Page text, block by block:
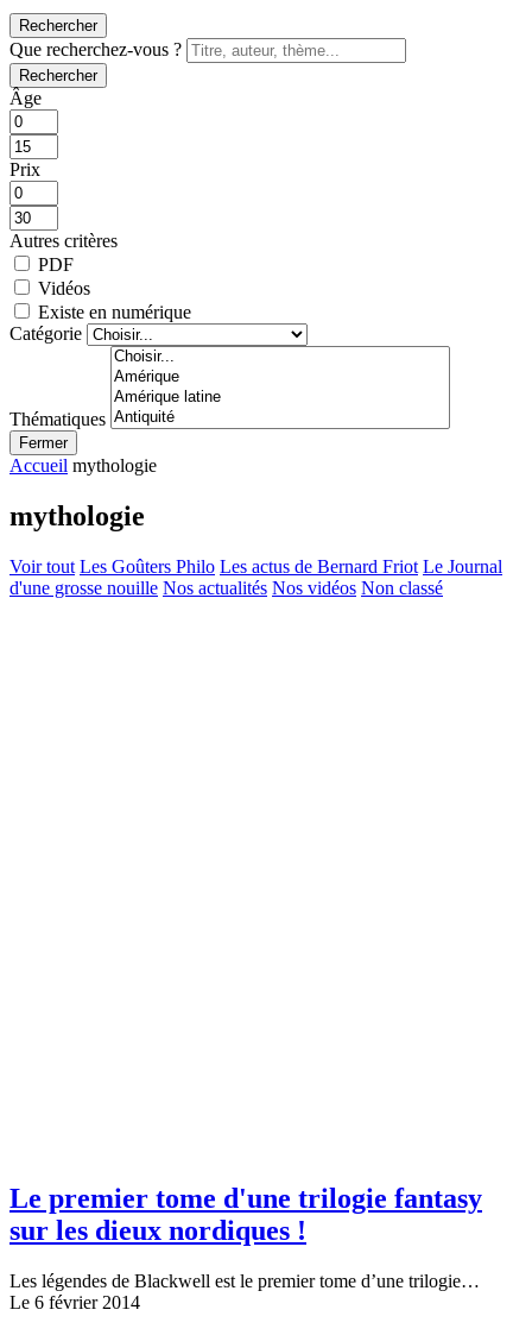
Rechercher
Que recherchez-vous ?
Rechercher
Âge
Prix
Autres critères
PDF
Vidéos
Existe en numérique
Catégorie
Thématiques
Fermer
Accueil mythologie
mythologie
Voir tout Les Goûters Philo Les actus de Bernard Friot Le Journal
d'une grosse nouille Nos actualités Nos vidéos Non classé
Le premier tome d'une trilogie fantasy
sur les dieux nordiques !
Les légendes de Blackwell est le premier tome d’une trilogie…
Le 6 février 2014